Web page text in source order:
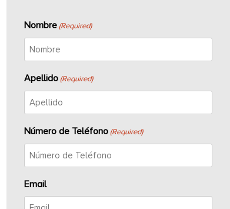
Nombre (Required)
Apellido (Required)
Número de Teléfono (Required)
Email